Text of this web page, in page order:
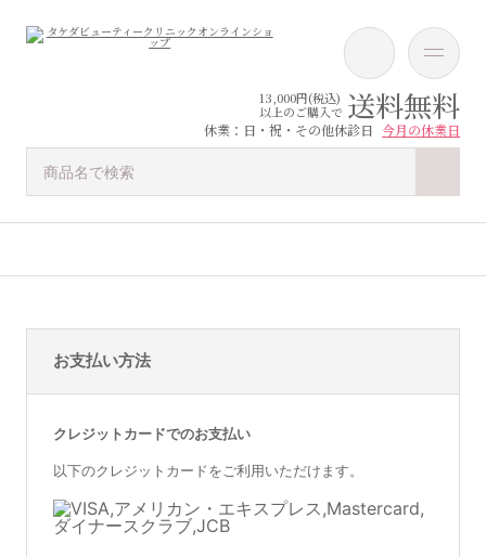
13,000円(税込)
以上のご購入で 送料無料
休業：日・祝・その他休診日 今月の休業日
お支払い方法
クレジットカードでのお支払い
以下のクレジットカードをご利用いただけます。